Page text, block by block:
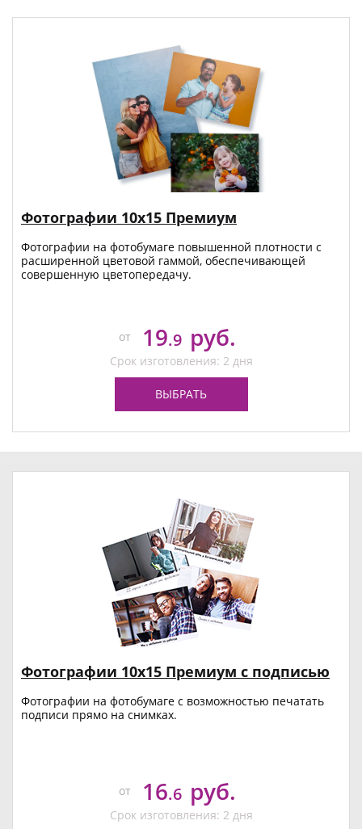
Фотографии 10х15 Премиум
Фотографии на фотобумаге повышенной плотности с
расширенной цветовой гаммой, обеспечивающей
совершенную цветопередачу.
от 19.9 руб.
Срок изготовления: 2 дня
ВЫБРАТЬ
Фотографии 10х15 Премиум с подписью
Фотографии на фотобумаге с возможностью печатать
подписи прямо на снимках.
от 16.6 руб.
Срок изготовления: 2 дня